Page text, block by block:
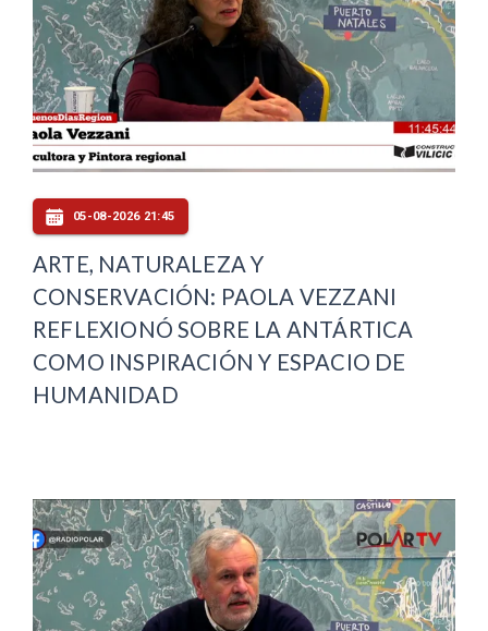
05-08-2026 21:45
ARTE, NATURALEZA Y
CONSERVACIÓN: PAOLA VEZZANI
REFLEXIONÓ SOBRE LA ANTÁRTICA
COMO INSPIRACIÓN Y ESPACIO DE
HUMANIDAD